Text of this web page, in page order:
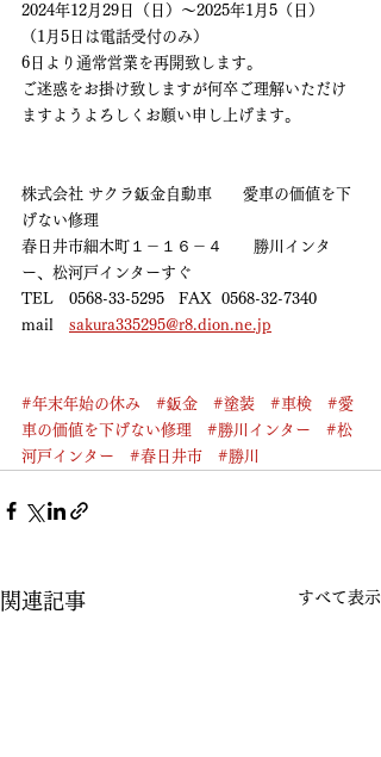
2024年12月29日（日）～2025年1月5（日）
（1月5日は電話受付のみ）
6日より通常営業を再開致します。
ご迷惑をお掛け致しますが何卒ご理解いただけ
ますようよろしくお願い申し上げます。
株式会社 サクラ鈑金自動車　　愛車の価値を下
げない修理
春日井市細木町１－１６－４　　勝川インタ
ー、松河戸インターすぐ
TEL　0568-33-5295   FAX  0568-32-7340
mail sakura335295@r8.dion.ne.jp
#年末年始の休み #鈑金 #塗装 #車検
#愛
車の価値を下げない修理
#勝川インター
#松
河戸インター
#春日井市 #勝川
関連記事 すべて表示